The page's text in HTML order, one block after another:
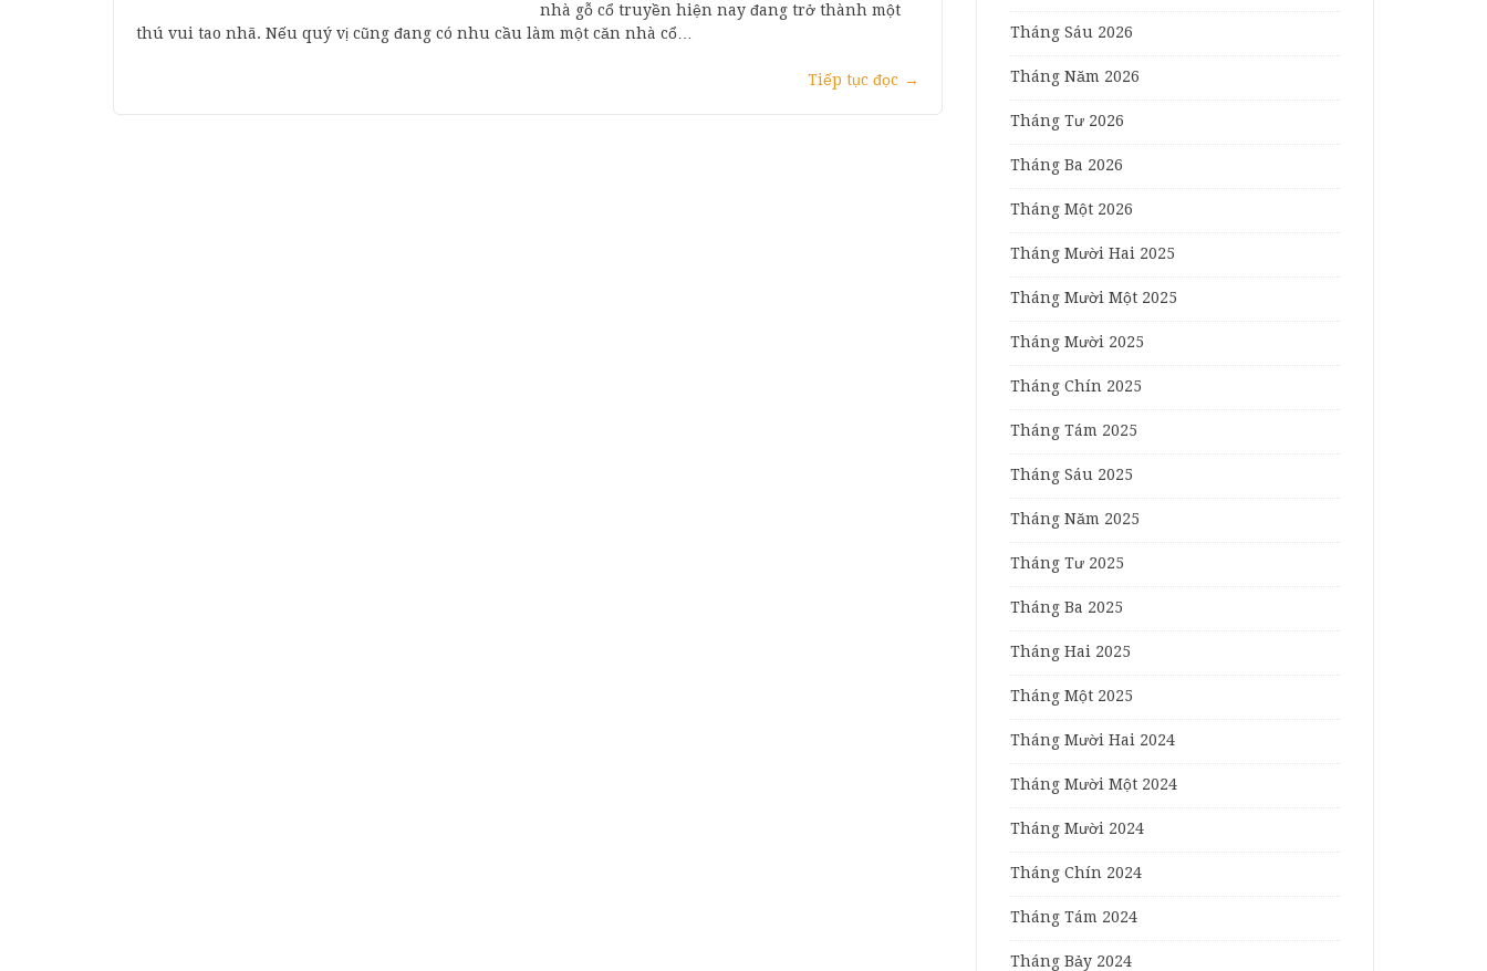
nhà gỗ cổ truyền hiện nay đang trở thành một
thú vui tao nhã. Nếu quý vị cũng đang có nhu cầu làm một căn nhà cổ…
Tiếp tục đọc →
Tháng Sáu 2026
Tháng Năm 2026
Tháng Tư 2026
Tháng Ba 2026
Tháng Một 2026
Tháng Mười Hai 2025
Tháng Mười Một 2025
Tháng Mười 2025
Tháng Chín 2025
Tháng Tám 2025
Tháng Sáu 2025
Tháng Năm 2025
Tháng Tư 2025
Tháng Ba 2025
Tháng Hai 2025
Tháng Một 2025
Tháng Mười Hai 2024
Tháng Mười Một 2024
Tháng Mười 2024
Tháng Chín 2024
Tháng Tám 2024
Tháng Bảy 2024